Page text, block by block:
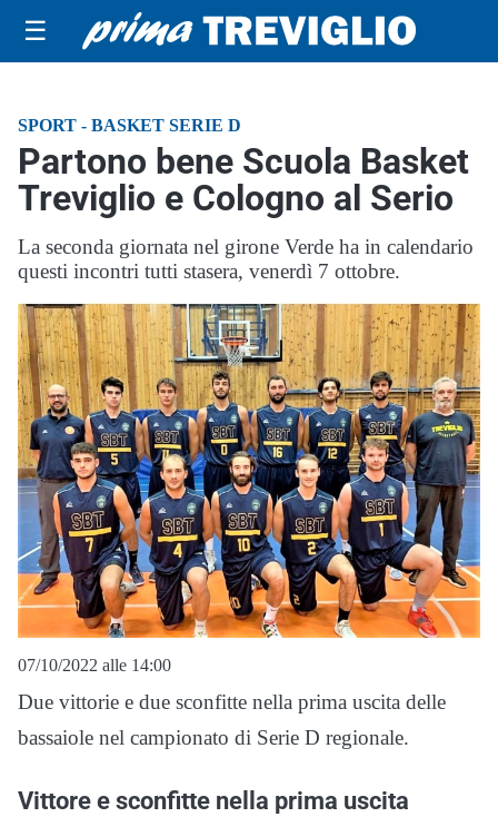
☰
SPORT - BASKET SERIE D
Partono bene Scuola Basket
Treviglio e Cologno al Serio
La seconda giornata nel girone Verde ha in calendario
questi incontri tutti stasera, venerdì 7 ottobre.
07/10/2022 alle 14:00
Due vittorie e due sconfitte nella prima uscita delle
bassaiole nel campionato di Serie D regionale.
Vittore e sconfitte nella prima uscita